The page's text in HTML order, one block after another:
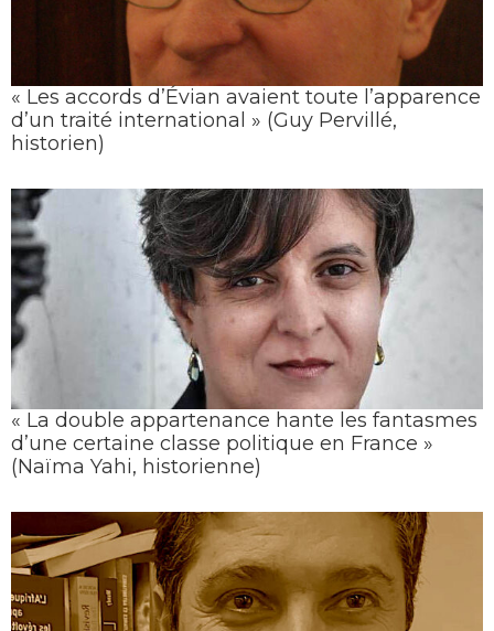
« Les accords d’Évian avaient toute l’apparence
d’un traité international » (Guy Pervillé,
historien)
« La double appartenance hante les fantasmes
d’une certaine classe politique en France »
(Naïma Yahi, historienne)